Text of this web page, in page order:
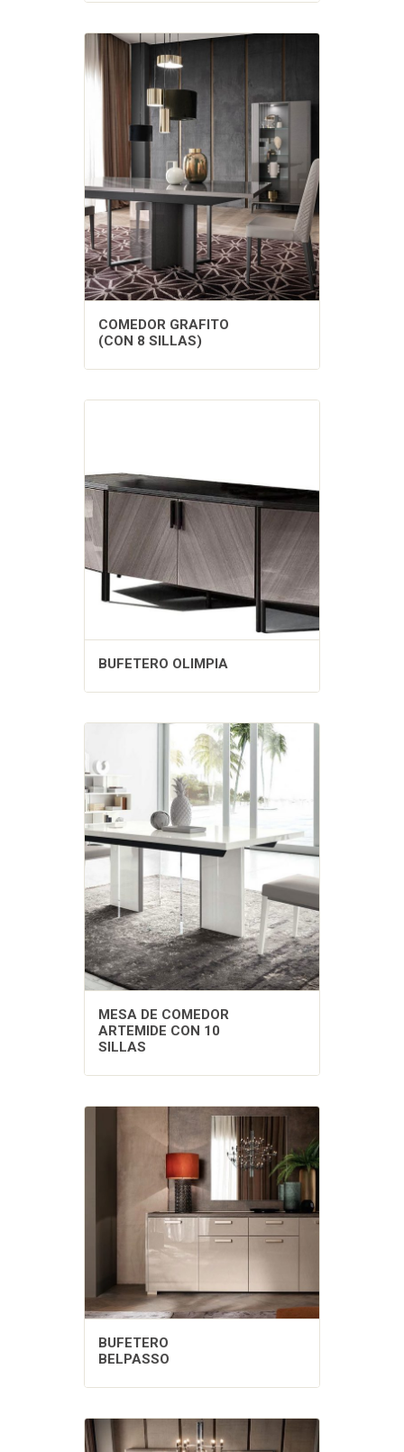
COMEDOR GRAFITO
(CON 8 SILLAS)
BUFETERO OLIMPIA
MESA DE COMEDOR
ARTEMIDE CON 10
SILLAS
BUFETERO
BELPASSO